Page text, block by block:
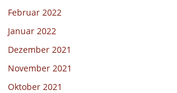
Februar 2022
Januar 2022
Dezember 2021
November 2021
Oktober 2021